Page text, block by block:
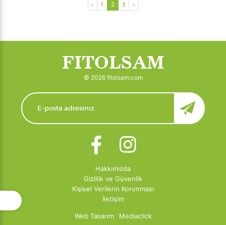
‹ 1 2 3 ›
FITOLSAM
© 2026 fitolsam.com
Hakkımızda
Gizlilik ve Güvenlik
Kişisel Verilerin Korunması
İletişim
Web Tasarım Mediaclick